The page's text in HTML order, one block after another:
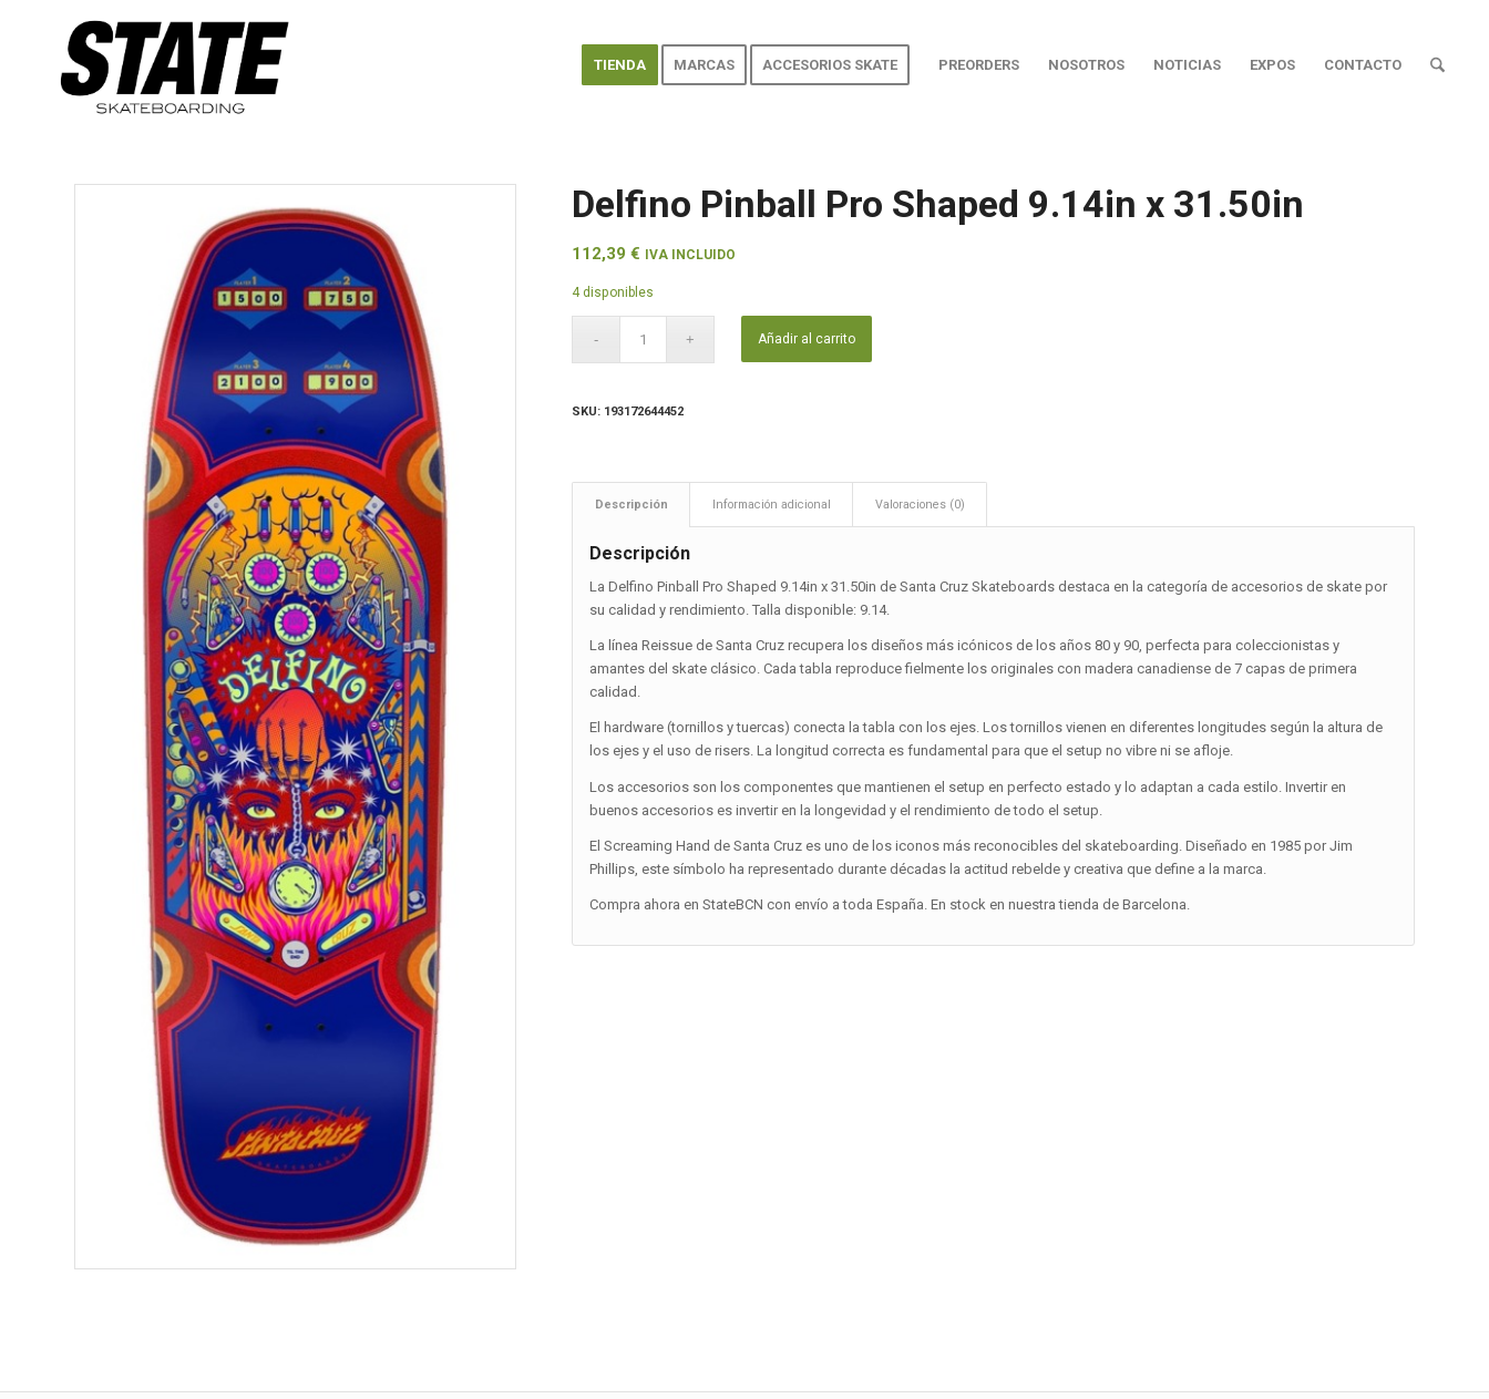
TIENDA MARCAS ACCESORIOS SKATE PREORDERS NOSOTROS NOTICIAS EXPOS CONTACTO
Delfino Pinball Pro Shaped 9.14in x 31.50in
112,39€ IVA INCLUIDO
4 disponibles
Añadir al carrito
SKU: 193172644452
Descripción Información adicional Valoraciones (0)
Descripción
La Delfino Pinball Pro Shaped 9.14in x 31.50in de Santa Cruz Skateboards destaca en la categoría de accesorios de skate por
su calidad y rendimiento. Talla disponible: 9.14.
La línea Reissue de Santa Cruz recupera los diseños más icónicos de los años 80 y 90, perfecta para coleccionistas y
amantes del skate clásico. Cada tabla reproduce fielmente los originales con madera canadiense de 7 capas de primera
calidad.
El hardware (tornillos y tuercas) conecta la tabla con los ejes. Los tornillos vienen en diferentes longitudes según la altura de
los ejes y el uso de risers. La longitud correcta es fundamental para que el setup no vibre ni se afloje.
Los accesorios son los componentes que mantienen el setup en perfecto estado y lo adaptan a cada estilo. Invertir en
buenos accesorios es invertir en la longevidad y el rendimiento de todo el setup.
El Screaming Hand de Santa Cruz es uno de los iconos más reconocibles del skateboarding. Diseñado en 1985 por Jim
Phillips, este símbolo ha representado durante décadas la actitud rebelde y creativa que define a la marca.
Compra ahora en StateBCN con envío a toda España. En stock en nuestra tienda de Barcelona.